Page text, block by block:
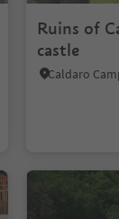
Ruins of
castle